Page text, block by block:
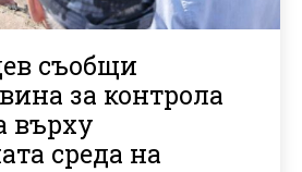
съобщи
за контрола
върху
среда на